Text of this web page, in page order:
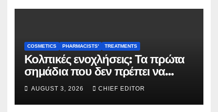
COSMETICS PHARMACISTS' TREATMENTS
Κολπικές ενοχλήσεις: Τα πρώτα
σημάδια που δεν πρέπει να
αγνοούνται
AUGUST 3, 2026 CHIEF EDITOR